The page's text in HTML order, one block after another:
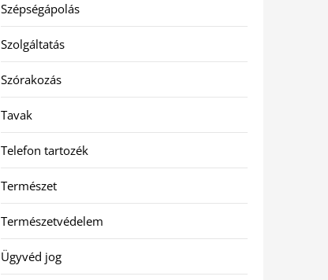
Szépségápolás
Szolgáltatás
Szórakozás
Tavak
Telefon tartozék
Természet
Természetvédelem
Ügyvéd jog